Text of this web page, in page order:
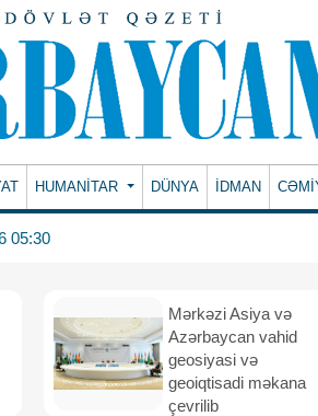
HUMANITAR DÜNYA İDMAN
05:30
Mərkəzi Asiya və
Azərbaycan vahid
geosiyasi və
geoiqtisadi məkana
çevrilib